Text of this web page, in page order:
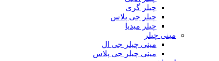
چیلر گری
چیلر جی پلاس
چیلر میدیا
مینی چیلر
مینی چیلر جی ال
مینی چیلر جی پلاس